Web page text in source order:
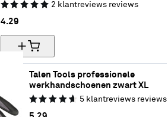
2 klantreviews reviews
4.29
Talen Tools professionele
werkhandschoenen zwart XL
5 klantreviews reviews